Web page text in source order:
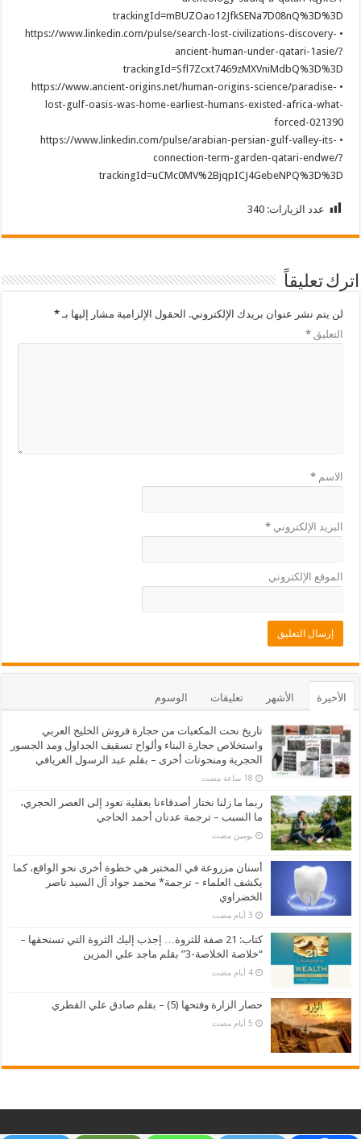
trackingId=mBUZOao12JfkSENa7D08nQ%3D%3D
• https://www.linkedin.com/pulse/search-lost-civilizations-discovery-
ancient-human-under-qatari-1asie/?
trackingId=Sfl7Zcxt7469zMXVniMdbQ%3D%3D
• https://www.ancient-origins.net/human-origins-science/paradise-
lost-gulf-oasis-was-home-earliest-humans-existed-africa-what-
forced-021390
• https://www.linkedin.com/pulse/arabian-persian-gulf-valley-its-
connection-term-garden-qatari-endwe/?
trackingId=uCMc0MV%2BjqpICJ4GebeNPQ%3D%3D
عدد الزيارات: 340
اترك تعليقاً
لن يتم نشر عنوان بريدك الإلكتروني. الحقول الإلزامية مشار إليها بـ*
التعليق*
الاسم*
البريد الإلكتروني*
الموقع الإلكتروني
الأخيرة الأشهر تعليقات الوسوم
تاريخ نحت المكعبات من حجارة فروش الخليج العربي
واستخلاص حجارة البناء وألواح تسقيف الجداول ومد الجسور
الحجرية ومنحوتات أخرى – بقلم عبد الرسول الغريافي
ربما ما زلنا نختار أصدقاءنا بعقلية تعود إلى العصر الحجري،
ما السبب – ترجمة عدنان أحمد الحاجي
‏يومين مضت
أسنان مزروعة في المختبر هي خطوة أخرى نحو الواقع، كما
يكشف العلماء – ترجمة* محمد جواد آل السيد ناصر
الخضراوي
كتاب: 21 صفة للثروة… إجذب إليك الثروة التي تستحقها –
“خلاصة الخلاصة-3” بقلم ماجد علي المزين
‏4 أيام مضت
حصار الزارة وفتحها (5) – بقلم صادق علي القطري